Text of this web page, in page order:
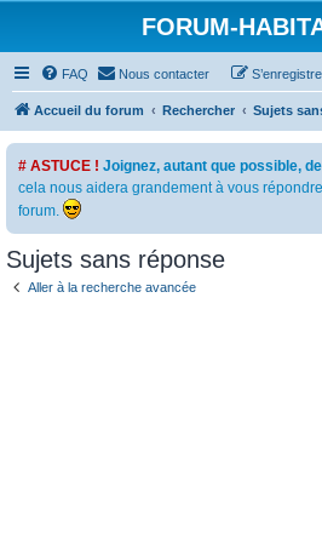
FORUM-
FAQ Nous contacter
Accueil du forum Rechercher Sujets
# ASTUCE ! Joignez, autant que possible,
cela nous aidera grandement à vous
forum.
Sujets sans réponse
Aller à la recherche avancée